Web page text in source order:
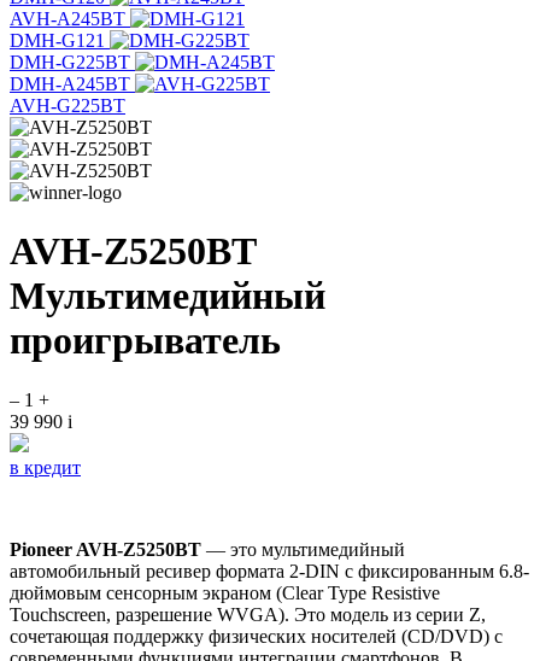
AVH-A245BT
DMH-G121
DMH-G225BT
DMH-A245BT
AVH-G225BT
AVH-Z5250BT
Мультимедийный
проигрыватель
– 1 +
39 990 i
в кредит
Pioneer AVH-Z5250BT — это мультимедийный
автомобильный ресивер формата 2-DIN с фиксированным 6.8-
дюймовым сенсорным экраном (Clear Type Resistive
Touchscreen, разрешение WVGA). Это модель из серии Z,
сочетающая поддержку физических носителей (CD/DVD) с